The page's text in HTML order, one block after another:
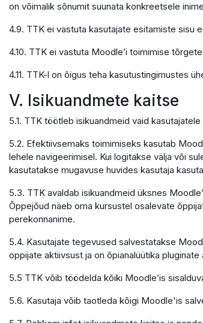
on võimalik sõnumit suunata konkreetsele
4.9. TTK ei vastuta kasutajate esitamiste sisu
4.10. TTK ei vastuta Moodle’i toimimise
4.11. TTK-l on õigus teha kasutustingimustes
V. Isikuandmete kaitse
5.1. TTK töötleb isikuandmeid vaid
5.2. Efektiivsemaks toimimiseks kasutab
lehele navigeerimisel. Kui logitakse välja või
kasutatakse mugavuse huvides kasutaja
5.3. TTK avaldab isikuandmeid üksnes
Õppejõud näeb oma kursustel osalevate
perekonnanime.
5.4. Kasutajate tegevused salvestatakse
oppijate aktiivsust ja on õpianalüütika
5.5 TTK võib töödelda kõiki Moodle’is
5.6. Kasutaja võib taotleda kõigi Moodle'is